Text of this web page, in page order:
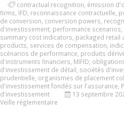
contractual recognition émission
firms IFD reconnaissance contractuelle
de conversion conversion powers
d'investissement performance scenarios
summary cost indicators packaged retail
products services de compensation
scénarios de performance produits
d'instruments financiers MIFID
d'investissement de détail sociétés
prudentielle organismes de placement
d'investissement fondés sur l'assurance
d'investissement
13 septembre
Veille réglementaire